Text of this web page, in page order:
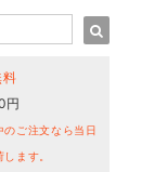
円
ご注文なら当日
ます。